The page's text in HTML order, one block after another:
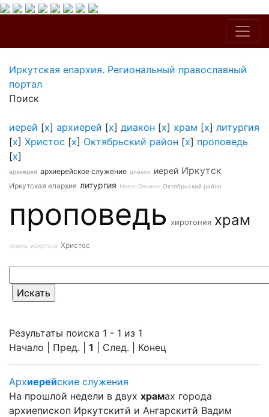
Иркутская епархия. Региональный православный
портал
Поиск
иерей [x] архиерей [x] диакон [x] храм [x] литургия
[x] Христос [x] Октябрьский район [x] проповедь
[x]
архиерей архиерейское служение диакон иерей Иркутск
Иркутская епархия литургия Ново-Ленино Октябрьский район
проповедь хиротония храм
храмы иркутска Христос
Результаты поиска 1 - 1 из 1
Начало | Пред. | 1 | След. | Конец
Архиерейские служения
На прошлой недели в двух храмах города
архиепископ Иркутскитй и Ангарскитй Вадим